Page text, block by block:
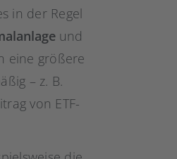
in der Regel
und
eine größere
– z. B.
von ETF-